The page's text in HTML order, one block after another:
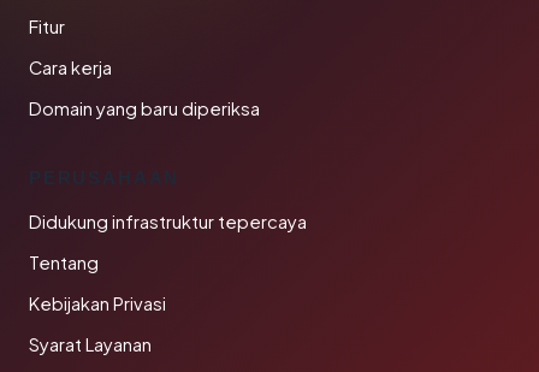
Fitur
Cara kerja
Domain yang baru diperiksa
PERUSAHAAN
Didukung infrastruktur tepercaya
Tentang
Kebijakan Privasi
Syarat Layanan